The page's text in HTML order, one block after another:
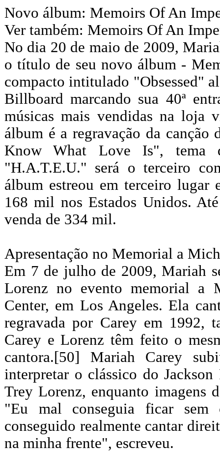
Novo álbum: Memoirs Of An
Ver também: Memoirs Of An
No dia 20 de maio de 2009,
o título de seu novo álbum -
compacto intitulado "Obsessed"
Billboard marcando sua 40ª
músicas mais vendidas na loja
álbum é a regravação da
Know What Love Is", tema
"H.A.T.E.U." será o terceiro
álbum estreou em terceiro lugar
168 mil nos Estados Unidos.
venda de 334 mil.
Apresentação no Memorial a
Em 7 de julho de 2009, Mariah
Lorenz no evento memorial a
Center, em Los Angeles. Ela
regravada por Carey em 1992,
Carey e Lorenz têm feito o
cantora.[50] Mariah Carey
interpretar o clássico do
Trey Lorenz, enquanto imagens
"Eu mal conseguia ficar
conseguido realmente cantar
na minha frente", escreveu.